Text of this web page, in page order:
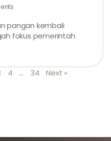
pangan kembali
fokus pemerintah
4 … 34 Next »